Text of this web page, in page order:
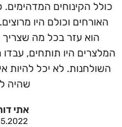
כולל הקינוחים המדהימים.
האורחים וכולם היו
הוא עזר בכל מה שצריך
המלצרים היו תותחים,
השולחנות. לא יכל להיות
שהיה
אתי